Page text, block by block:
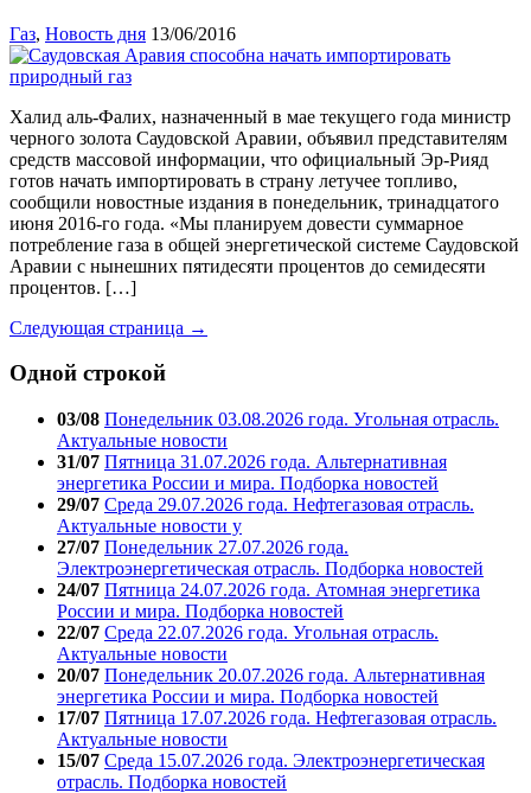
Газ, Новость дня 13/06/2016
Халид аль-Фалих, назначенный в мае текущего года министр
черного золота Саудовской Аравии, объявил представителям
средств массовой информации, что официальный Эр-Рияд
готов начать импортировать в страну летучее топливо,
сообщили новостные издания в понедельник, тринадцатого
июня 2016-го года. «Мы планируем довести суммарное
потребление газа в общей энергетической системе Саудовской
Аравии с нынешних пятидесяти процентов до семидесяти
процентов. […]
Следующая страница →
Одной строкой
03/08 Понедельник 03.08.2026 года. Угольная отрасль.
Актуальные новости
31/07 Пятница 31.07.2026 года. Альтернативная
энергетика России и мира. Подборка новостей
29/07 Среда 29.07.2026 года. Нефтегазовая отрасль.
Актуальные новости у
27/07 Понедельник 27.07.2026 года.
Электроэнергетическая отрасль. Подборка новостей
24/07 Пятница 24.07.2026 года. Атомная энергетика
России и мира. Подборка новостей
22/07 Среда 22.07.2026 года. Угольная отрасль.
Актуальные новости
20/07 Понедельник 20.07.2026 года. Альтернативная
энергетика России и мира. Подборка новостей
17/07 Пятница 17.07.2026 года. Нефтегазовая отрасль.
Актуальные новости
15/07 Среда 15.07.2026 года. Электроэнергетическая
отрасль. Подборка новостей